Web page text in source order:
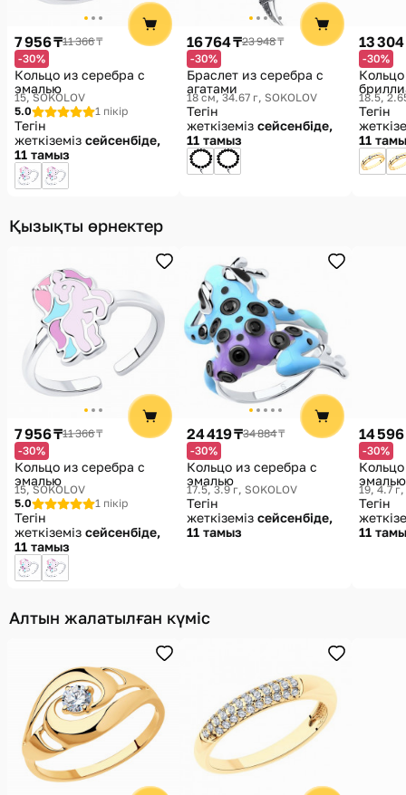
7 956 ₸11 366 ₸
-30%
Кольцо из серебра с
эмалью
15 SOKOLOV
5.0
1 пікір
Тегін
жеткіземіз сейсенбіде,
11 тамыз
16 764 ₸23 948 ₸
-30%
Браслет из серебра с
агатами
18 см, 34.67 г SOKOLOV
Тегін
жеткіземіз сейсенбіде,
11 тамыз
13
-30%
18.5,
Тегін
11
Қызықты өрнектер
7 956 ₸11 366 ₸
-30%
Кольцо из серебра с
эмалью
15 SOKOLOV
5.0
1 пікір
Тегін
жеткіземіз сейсенбіде,
11 тамыз
24 419 ₸34 884 ₸
-30%
Кольцо из серебра с
эмалью
17.5, 3.9 г SOKOLOV
Тегін
жеткіземіз сейсенбіде,
11 тамыз
14
-30%
эмалью
19, 4.7 г
Тегін
11
Алтын жалатылған күміс